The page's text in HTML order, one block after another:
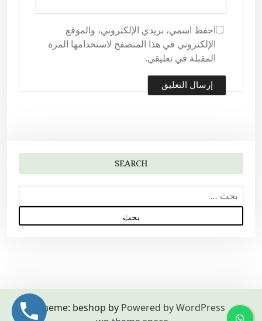
احفظ اسمي، بريدي الإلكتروني، والموقع
الإلكتروني في هذا المتصفح لاستخدامها المرة
المقبلة في تعليقي.
SEARCH
ل
Powered by WordPress
Theme: beshop by